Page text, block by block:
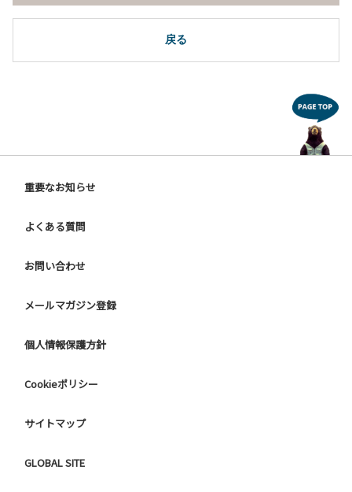
戻る
重要なお知らせ
よくある質問
お問い合わせ
メールマガジン登録
個人情報保護方針
Cookieポリシー
サイトマップ
GLOBAL SITE